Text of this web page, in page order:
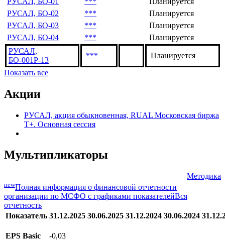
РУСАЛ, БО-02
***
Планируется
РУСАЛ, БО-03
***
Планируется
РУСАЛ, БО-04
***
Планируется
РУСАЛ,
БО-001Р-13
***
Планируется
Показать все
Акции
РУСАЛ, акция обыкновенная, RUAL Московская биржа
Т+. Основная сессия
Мультипликаторы
Методика
newПолная информация о финансовой отчетности
организации по МСФО с графиками показателейВся
отчетность
Показатель 31.12.2025 30.06.2025 31.12.2024 30.06.2024
EPS Basic
-0,03